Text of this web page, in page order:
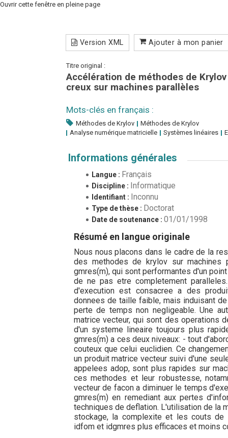
Ouvrir cette fenêtre en pleine page
Version XML Ajouter à mon panier
Titre original :
Accélération de méthodes de
creux sur machines parallèles
Mots-clés en français :
Méthodes de Krylov
Méthodes de Krylov
Analyse numérique matricielle
Systèmes linéaires
Informations générales
Langue : Français
Discipline : Informatique
Identifiant : Inconnu
Type de thèse : Doctorat
Date de soutenance : 01/01/1998
Résumé en langue originale
Nous nous placons dans le cadre de la
des methodes de krylov sur machines
gmres(m), qui sont performantes d'un
de ne pas etre completement
d'execution est consacree a des
donnees de taille faible, mais induisant
perte de temps non negligeable. Une
matrice vecteur, qui sont des operations
d'un systeme lineaire toujours plus
gmres(m) a ces deux niveaux: - tout
couteux que celui euclidien. Ce
un produit matrice vecteur suivi d'une
appelees adop, sont plus rapides sur
ces methodes et leur robustesse,
vecteur de facon a diminuer le temps
gmres(m) en remediant aux pertes
techniques de deflation. L'utilisation de la
stockage, la complexite et les couts de
idfom et idgmres plus efficaces et moins